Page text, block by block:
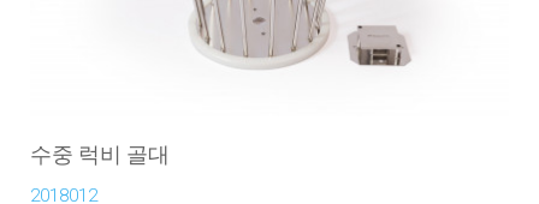
수중 럭비 골대
2018012